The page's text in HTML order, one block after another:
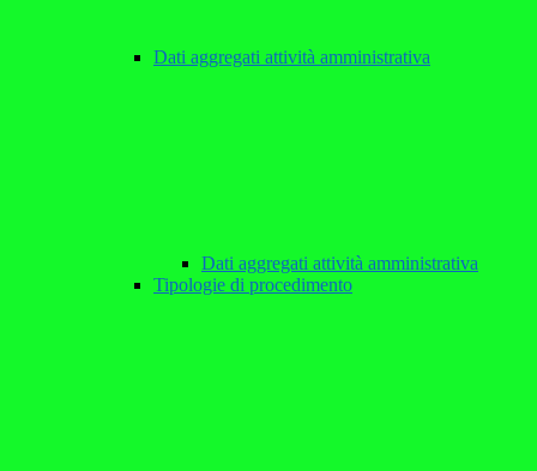
Dati aggregati attività amministrativa
Dati aggregati attività amministrativa
Tipologie di procedimento